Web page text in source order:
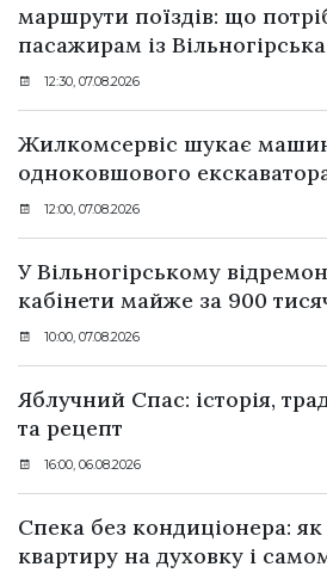
маршрути поїздів: що
пасажирам із Вільногірська
12:30, 07.08.2026
Жилкомсервіс шукає
одноковшового
12:00, 07.08.2026
У Вільногірському
кабінети майже за 900
10:00, 07.08.2026
Яблучний Спас: історія,
та рецепт
16:00, 06.08.2026
Спека без кондиціонера:
квартиру на духовку і